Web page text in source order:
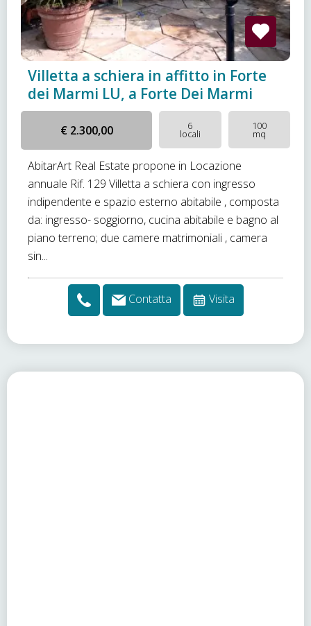
Villetta a schiera in affitto in Forte
dei Marmi LU, a Forte Dei Marmi
€ 2.300,00 6
locali
100
mq
AbitarArt Real Estate propone in Locazione
annuale Rif. 129 Villetta a schiera con ingresso
indipendente e spazio esterno abitabile , composta
da: ingresso- soggiorno, cucina abitabile e bagno al
piano terreno; due camere matrimoniali , camera
sin...
Contatta Visita